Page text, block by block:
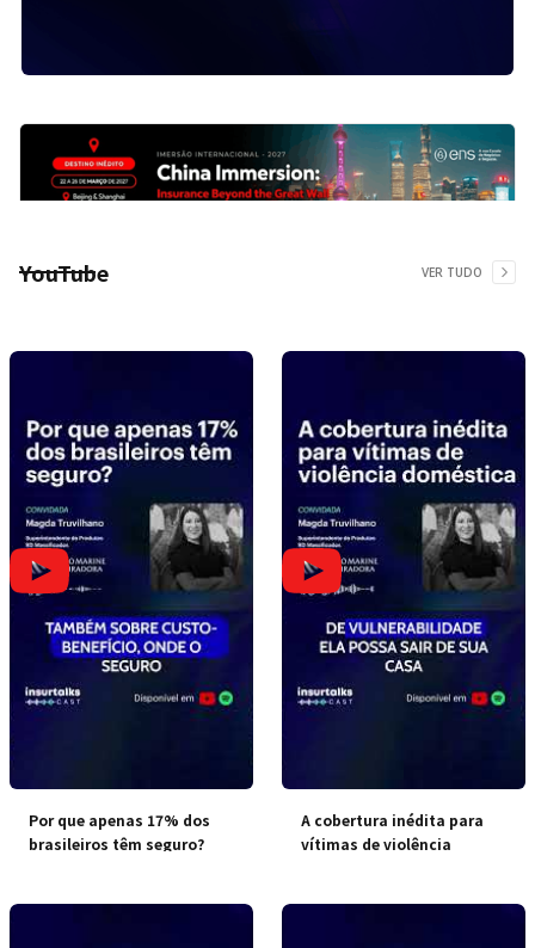
YouTube VER TUDO
Por que apenas 17% dos
brasileiros têm seguro?
A cobertura inédita para
vítimas de violência